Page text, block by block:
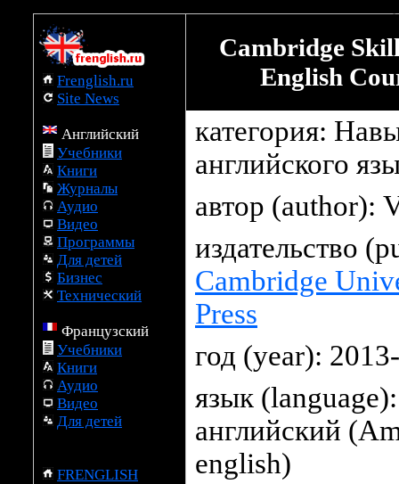
Frenglish.ru
Site News
Английский
Учебники
Книги
Журналы
Аудио
Видео
Программы
Для детей
Бизнес
Технический
Французский
Учебники
Книги
Аудио
Видео
Для детей
FRENGLISH
Cambridge
English
категория:
английского
автор (author):
издательство
Cambridge
Press
год (year):
язык (language):
английский
english)